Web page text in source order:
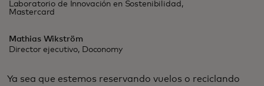
Laboratorio de Innovación en Sostenibilidad,
Mastercard
Mathias Wikström
Director ejecutivo, Doconomy
Ya sea que estemos reservando vuelos o reciclando